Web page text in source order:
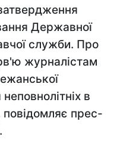
Державної
служби. Про
журналістам
в
повідомляє прес-